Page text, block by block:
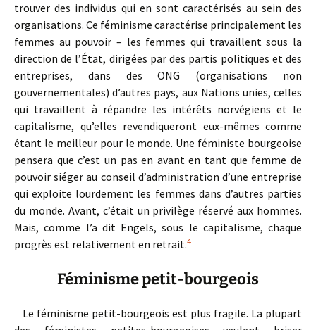
trouver des individus qui en sont caractérisés au sein des
organisations. Ce féminisme caractérise principalement les
femmes au pouvoir – les femmes qui travaillent sous la
direction de l’État, dirigées par des partis politiques et des
entreprises, dans des ONG (organisations non
gouvernementales) d’autres pays, aux Nations unies, celles
qui travaillent à répandre les intérêts norvégiens et le
capitalisme, qu’elles revendiqueront eux-mêmes comme
étant le meilleur pour le monde. Une féministe bourgeoise
pensera que c’est un pas en avant en tant que femme de
pouvoir siéger au conseil d’administration d’une entreprise
qui exploite lourdement les femmes dans d’autres parties
du monde. Avant, c’était un privilège réservé aux hommes.
Mais, comme l’a dit Engels, sous le capitalisme, chaque
progrès est relativement en retrait.4
Féminisme petit-bourgeois
Le féminisme petit-bourgeois est plus fragile. La plupart